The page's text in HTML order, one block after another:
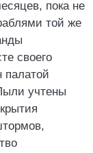
пока не
той же
своего
палатой
учтены